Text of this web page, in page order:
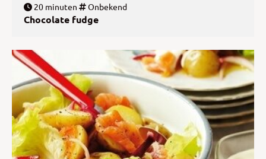
20 minuten Onbekend
Chocolate fudge